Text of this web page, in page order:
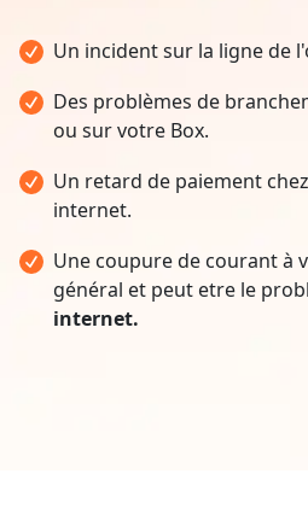
Un incident sur la ligne de
Des problèmes de
ou sur votre Box.
Un retard de paiement
internet.
Une coupure de courant à
général et peut etre le
internet.